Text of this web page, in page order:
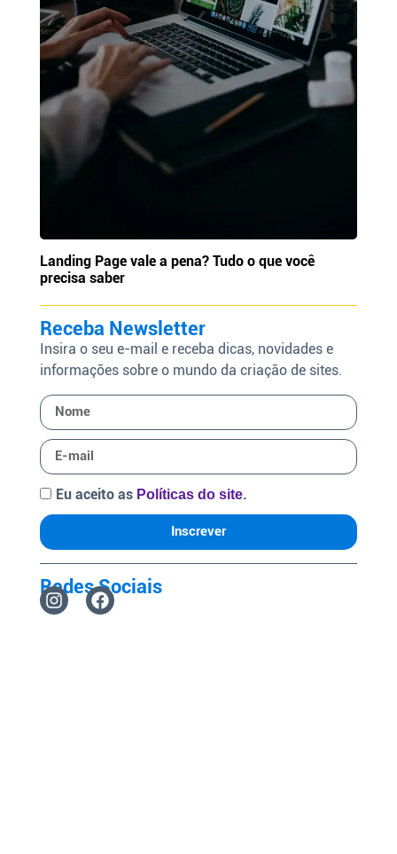
Landing Page vale a pena? Tudo o que você
precisa saber
Receba Newsletter
Insira o seu e-mail e receba dicas, novidades e
informações sobre o mundo da criação de sites.
Eu aceito as Políticas do site.
Inscrever
Redes Sociais